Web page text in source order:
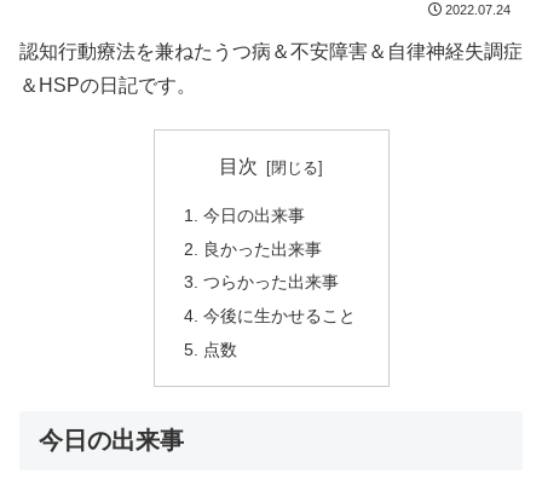
2022.07.24
認知行動療法を兼ねたうつ病＆不安障害＆自律神経失調症
＆HSPの日記です。
目次
今日の出来事
良かった出来事
つらかった出来事
今後に生かせること
点数
今日の出来事